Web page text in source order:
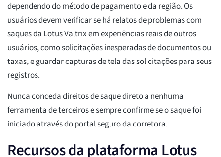
dependendo do método de pagamento e da região. Os
usuários devem verificar se há relatos de problemas com
saques da Lotus Valtrix em experiências reais de outros
usuários, como solicitações inesperadas de documentos ou
taxas, e guardar capturas de tela das solicitações para seus
registros.
Nunca conceda direitos de saque direto a nenhuma
ferramenta de terceiros e sempre confirme se o saque foi
iniciado através do portal seguro da corretora.
Recursos da plataforma Lotus